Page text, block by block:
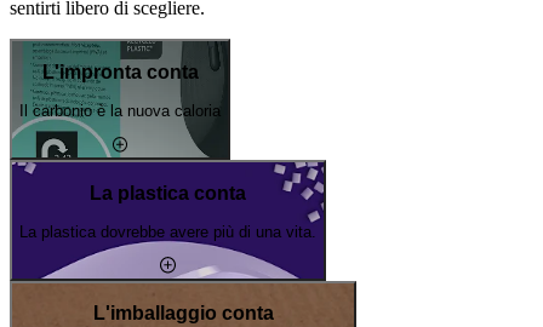
sentirti libero di scegliere.
L'impronta conta
Il carbonio è la nuova caloria
La plastica conta
La plastica dovrebbe avere più di una vita.
L'imballaggio conta